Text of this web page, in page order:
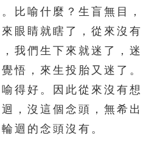
比喻什麼？生盲無目，
眼睛就瞎了，從來沒有
我們生下來就迷了，迷
悟，來生投胎又迷了。
得好。因此從來沒有想
，沒這個念頭，無希出
迴的念頭沒有。